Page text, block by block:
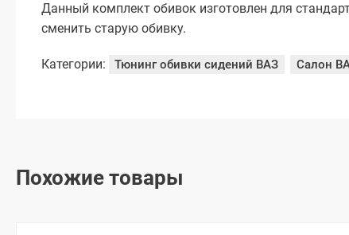
Данный комплект обивок изготовлен для
сменить старую обивку.
Категории: Тюнинг обивки сидений ВАЗ Салон
Похожие товары